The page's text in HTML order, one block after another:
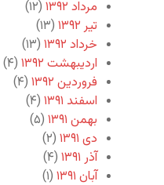
مرداد ۱۳۹۲
(۱۲)
تیر ۱۳۹۲
(۱۳)
خرداد ۱۳۹۲
(۱۳)
اردیبهشت ۱۳۹۲
(۴)
فروردین ۱۳۹۲
(۴)
اسفند ۱۳۹۱
(۴)
بهمن ۱۳۹۱
(۵)
دی ۱۳۹۱
(۲)
آذر ۱۳۹۱
(۴)
آبان ۱۳۹۱
(۱)